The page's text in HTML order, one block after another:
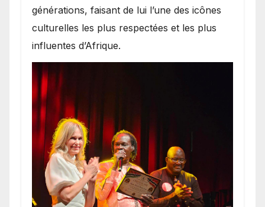
générations, faisant de lui l’une des icônes
culturelles les plus respectées et les plus
influentes d’Afrique.